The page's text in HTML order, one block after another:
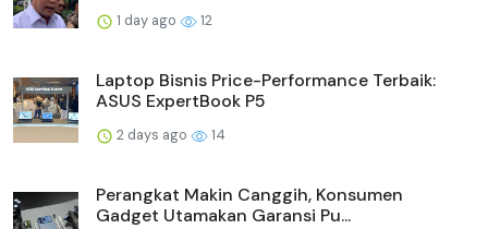
1 day ago 12
Laptop Bisnis Price-Performance Terbaik:
ASUS ExpertBook P5
2 days ago 14
Perangkat Makin Canggih, Konsumen
Gadget Utamakan Garansi Pu...